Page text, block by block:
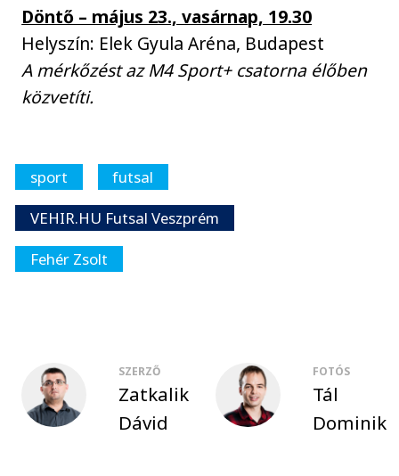
Döntő – május 23., vasárnap, 19.30
Helyszín: Elek Gyula Aréna, Budapest
A mérkőzést az M4 Sport+ csatorna élőben
közvetíti.
sport
futsal
VEHIR.HU Futsal Veszprém
Fehér Zsolt
SZERZŐ
Zatkalik
Dávid
FOTÓS
Tál
Dominik